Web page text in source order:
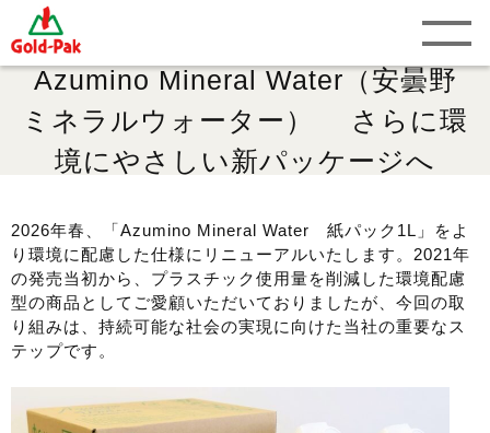
Azumino Mineral Water（安曇野
ミネラルウォーター） さらに環
境にやさしい新パッケージへ
2026年春、「Azumino Mineral Water 紙パック1L」をよ
り環境に配慮した仕様にリニューアルいたします。2021年
の発売当初から、プラスチック使用量を削減した環境配慮
型の商品としてご愛顧いただいておりましたが、今回の取
り組みは、持続可能な社会の実現に向けた当社の重要なス
テップです。